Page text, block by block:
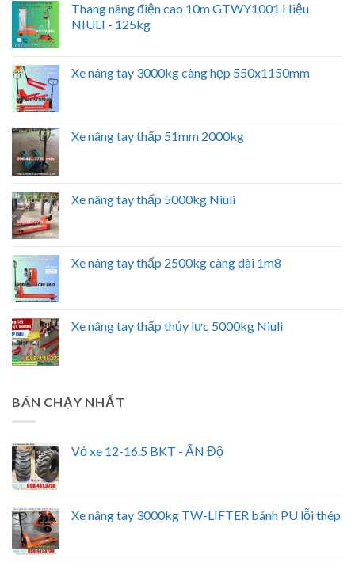
Thang nâng điện cao 10m GTWY1001 Hiệu
NIULI - 125kg
Xe nâng tay 3000kg càng hẹp 550x1150mm
Xe nâng tay thấp 51mm 2000kg
Xe nâng tay thấp 5000kg Niuli
Xe nâng tay thấp 2500kg càng dài 1m8
Xe nâng tay thấp thủy lực 5000kg Niuli
BÁN CHẠY NHẤT
Vỏ xe 12-16.5 BKT - ẤN Độ
Xe nâng tay 3000kg TW-LIFTER bánh PU lỗi thép